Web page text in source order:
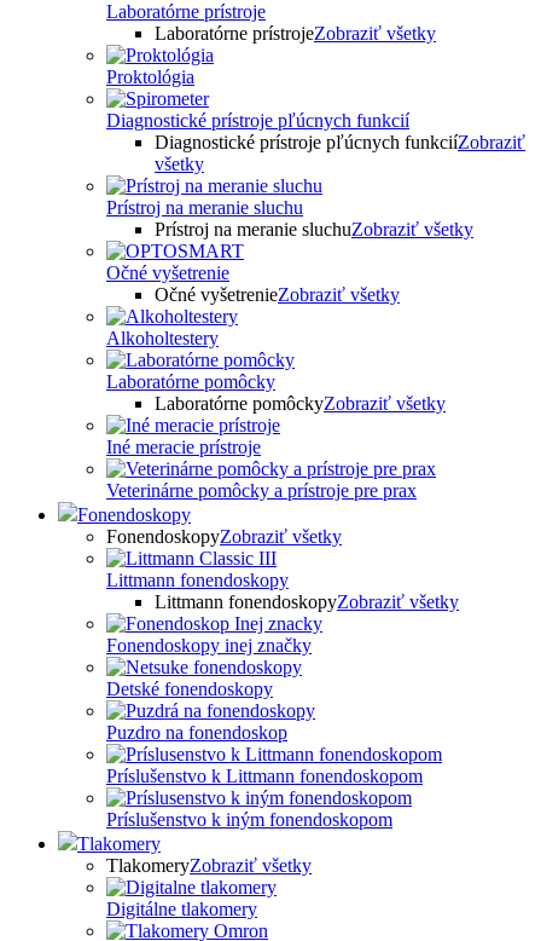
Laboratórne prístroje
Laboratórne prístrojeZobraziť všetky
Proktológia
Diagnostické prístroje pľúcnych funkcií
Diagnostické prístroje pľúcnych funkciíZobraziť
všetky
Prístroj na meranie sluchu
Prístroj na meranie sluchuZobraziť všetky
Očné vyšetrenie
Očné vyšetrenieZobraziť všetky
Alkoholtestery
Laboratórne pomôcky
Laboratórne pomôckyZobraziť všetky
Iné meracie prístroje
Veterinárne pomôcky a prístroje pre prax
Fonendoskopy
FonendoskopyZobraziť všetky
Littmann fonendoskopy
Littmann fonendoskopyZobraziť všetky
Fonendoskopy inej značky
Detské fonendoskopy
Puzdro na fonendoskop
Príslušenstvo k Littmann fonendoskopom
Príslušenstvo k iným fonendoskopom
Tlakomery
TlakomeryZobraziť všetky
Digitálne tlakomery